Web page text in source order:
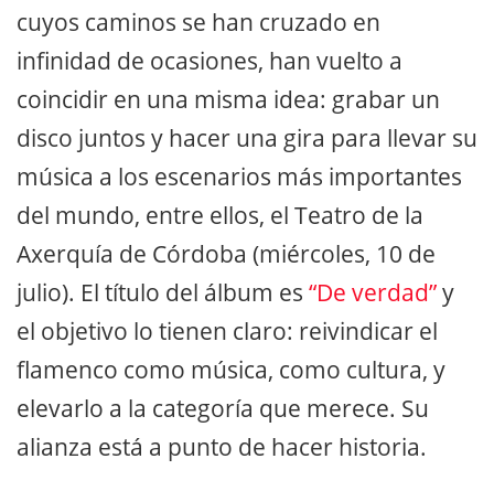
cuyos caminos se han cruzado en
infinidad de ocasiones, han vuelto a
coincidir en una misma idea: grabar un
disco juntos y hacer una gira para llevar su
música a los escenarios más importantes
del mundo, entre ellos, el Teatro de la
Axerquía de Córdoba (miércoles, 10 de
julio). El título del álbum es “De verdad”y
el objetivo lo tienen claro: reivindicar el
flamenco como música, como cultura, y
elevarlo a la categoría que merece. Su
alianza está a punto de hacer historia.